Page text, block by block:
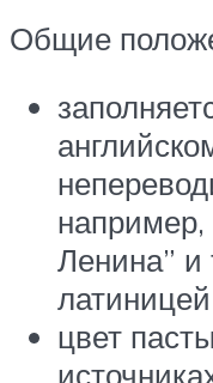
Общие
например,
Ленина” и
цвет